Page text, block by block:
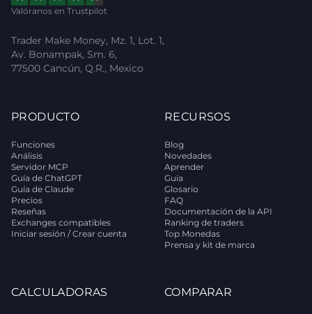
Valóranos en Trustpilot
Trader Make Money, Mz. 1, Lot. 1,
Av. Bonampak, Sm. 6,
77500 Cancún, Q.R., Mexico
PRODUCTO
Funciones
Análisis
Servidor MCP
Guía de ChatGPT
Guía de Claude
Precios
Reseñas
Exchanges compatibles
Iniciar sesión / Crear cuenta
RECURSOS
Blog
Novedades
Aprender
Guía
Glosario
FAQ
Documentación de la API
Ranking de traders
Top Monedas
Prensa y kit de marca
CALCULADORAS COMPARAR